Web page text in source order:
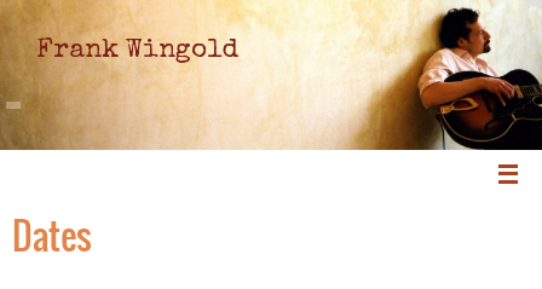
Frank Wingold
Dates